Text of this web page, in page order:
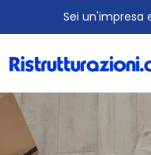
Sei un'impresa